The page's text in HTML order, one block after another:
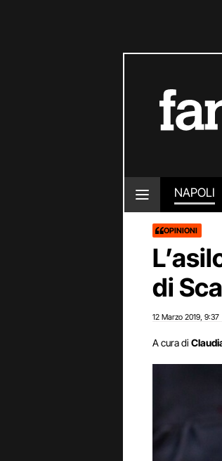
NAPOLI
OPINIONI
di
12 Marzo 2019 9:37
A cura di